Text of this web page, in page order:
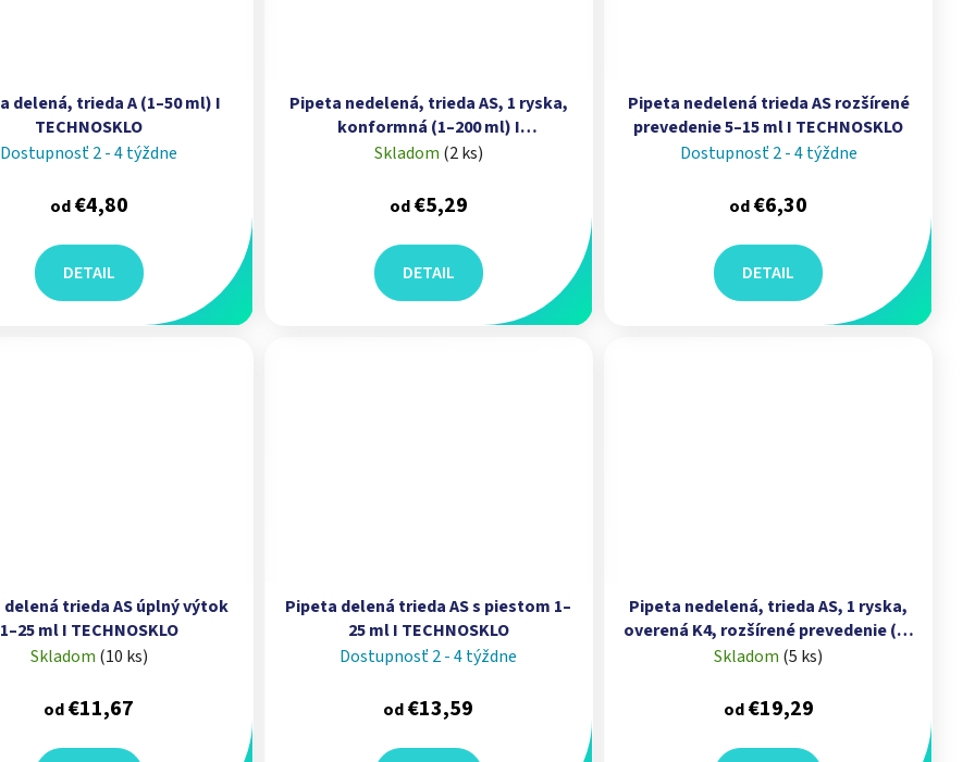
delená, trieda A (1–50 ml) I
TECHNOSKLO
Dostupnosť 2 - 4 týždne
od€4,80
DETAIL
Pipeta nedelená, trieda AS, 1 ryska,
konformná (1–200 ml) I
TECHNOSKLO
Skladom (2 ks)
od€5,29
DETAIL
Pipeta nedelená trieda AS rozšírené
prevedenie 5–15 ml I TECHNOSKLO
Dostupnosť 2 - 4 týždne
od€6,30
DETAIL
trieda AS úplný výtok
1–25 ml I TECHNOSKLO
Skladom (10 ks)
od€11,67
Pipeta delená trieda AS s piestom 1–
25 ml I TECHNOSKLO
Dostupnosť 2 - 4 týždne
od€13,59
Pipeta nedelená, trieda AS, 1 ryska,
overená K4, rozšírené prevedenie (1–
100 ml) I TECHNOSKLO
Skladom (5 ks)
od€19,29